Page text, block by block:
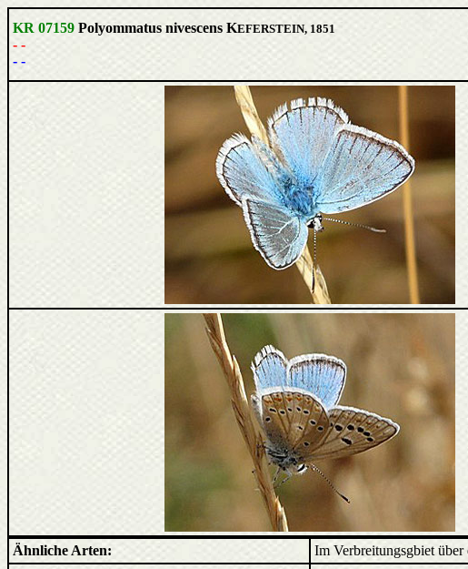
KR 07159 Polyommatus nivescens KEFERSTEIN, 1851
- -
- -
Ähnliche Arten:
Im Verbreitungsgbiet